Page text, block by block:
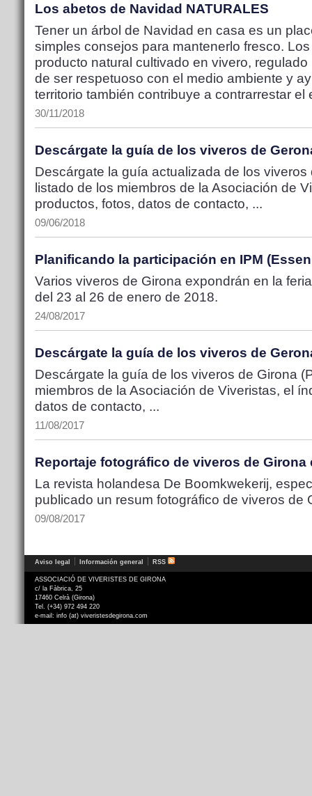
Los abetos de Navidad NATURALES
Tener un árbol de Navidad en casa es un
simples consejos para mantenerlo fresco.
producto natural cultivado en vivero,
de ser respetuoso con el medio ambiente y
territorio también contribuye a contrarrestar
30/11/2018
Descárgate la guía de los viveros de
Descárgate la guía actualizada de los viveros
listado de los miembros de la Asociación de
productos, fotos, datos de contacto, ...
09/06/2018
Planificando la participación en IPM
Varios viveros de Girona expondrán en la
del 23 al 26 de enero de 2018.
24/08/2017
Descárgate la guía de los viveros de
Descárgate la guía de los viveros de Girona
miembros de la Asociación de Viveristas, el
datos de contacto, ...
11/08/2017
Reportaje fotográfico de viveros de Girona
La revista holandesa De Boomkwekerij,
publicado un resum fotográfico de viveros de
09/08/2017
Aviso legal Información general RSS
ASSOCIACIÓ DE VIVERISTES DE GIRONA
c/ la Fàbrica, 25
17460 Celrà (Girona)
Tel. (+34) 972 494 220
e-mail: info (at) viveristesdegirona.com